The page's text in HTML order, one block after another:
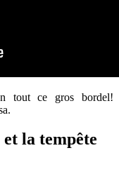
tout ce gros bordel!
la tempête